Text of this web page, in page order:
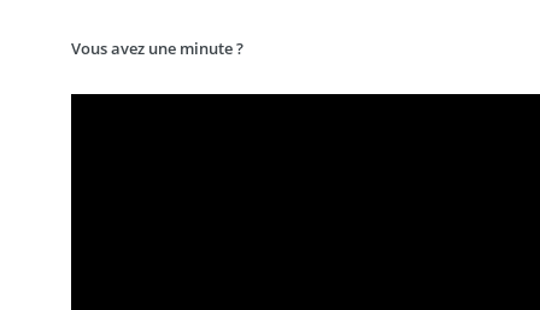
Vous avez une minute ?